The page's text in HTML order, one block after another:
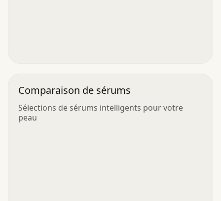
Comparaison de sérums
Sélections de sérums intelligents pour votre
peau